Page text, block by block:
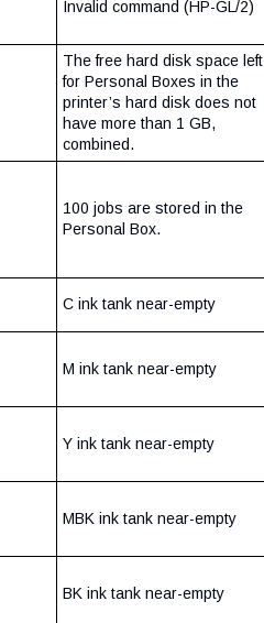
Invalid command (HP-GL/2)
The free hard disk space left
for Personal Boxes in the
printer’s hard disk does not
have more than 1 GB,
combined.
100 jobs are stored in the
Personal Box.
C ink tank near-empty
M ink tank near-empty
Y ink tank near-empty
MBK ink tank near-empty
BK ink tank near-empty